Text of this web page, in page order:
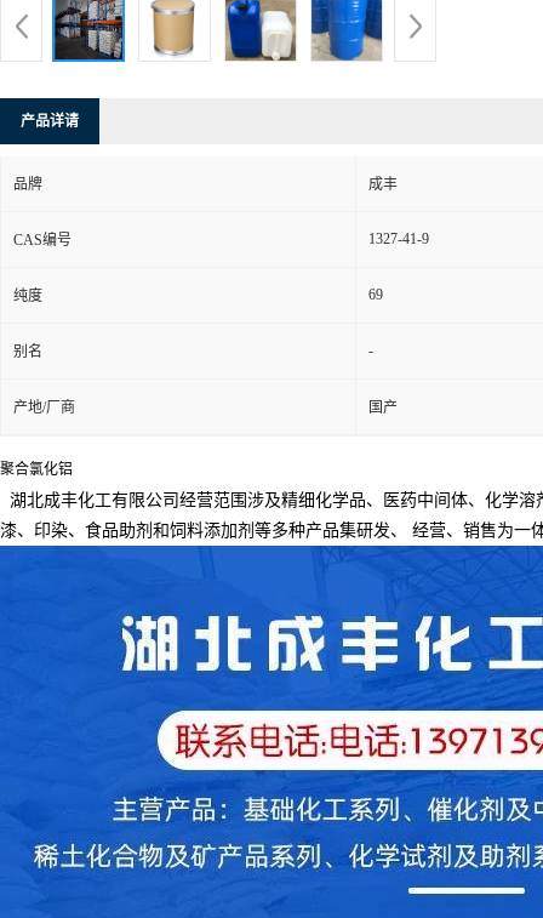
产品详请
品牌 成丰
CAS编号 1327-41-9
纯度 69
别名 -
产地/厂商 国产
聚合氯化铝
湖北成丰化工有限公司经营范围涉及精细化学品、医药中间体、化学
漆、印染、食品助剂和饲料添加剂等多种产品集研发、
经营、销售为一